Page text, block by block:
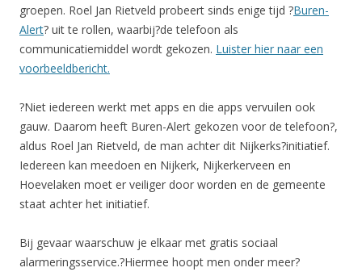
groepen. Roel Jan Rietveld probeert sinds enige tijd ?Buren-
Alert? uit te rollen, waarbij?de telefoon als
communicatiemiddel wordt gekozen. Luister hier naar een
voorbeeldbericht.
?Niet iedereen werkt met apps en die apps vervuilen ook
gauw. Daarom heeft Buren-Alert gekozen voor de telefoon?,
aldus Roel Jan Rietveld, de man achter dit Nijkerks?initiatief.
Iedereen kan meedoen en Nijkerk, Nijkerkerveen en
Hoevelaken moet er veiliger door worden en de gemeente
staat achter het initiatief.
Bij gevaar waarschuw je elkaar met gratis sociaal
alarmeringsservice.?Hiermee hoopt men onder meer?